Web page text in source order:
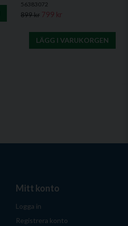
56383072
899 kr 799 kr
LÄGG I VARUKORGEN
Mitt konto
Logga in
Registrera konto